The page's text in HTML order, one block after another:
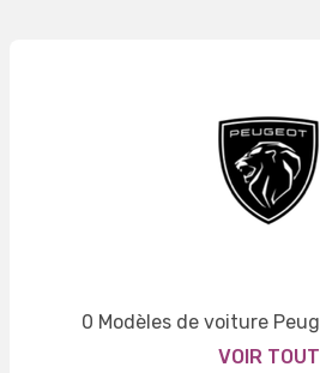
0 Modèles de voiture
VOIR TOUT